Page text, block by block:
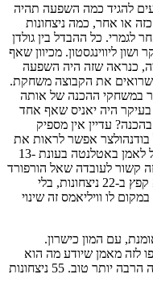
להגיד כמה השפעה תהיה
או אחר, כמה ניצחונות
לגמרי. כל ההבדל בין גולדן
14-15 היה סטיב קר ושון ליווינגסטון. מכיוון שאף
כנראה שזה היה השפעה
את הקבוצה משחקת.
במשחקי ההכנה של אותה
בעיקר היה יאניס שאף אחד
עדיין אין מספיק
בודנהולצר אפשר לראות את
מילווקי עושה קפיצה גדולה. בודנהולצר החל לאמן באטלנטה בעונת 13-
מזה קשור לעובדה שאל הורפורד
שיחק רק 27 משחקים. בעונתו השנייה הוא קפץ ב-22 ניצחונות, בלי
לו וויליאמס זה שינוי
עם המון כישרון.
לזה מאמן שיודע מה הוא
עושה בליגה, וזה אמור להראות הרבה הרבה הרבה יותר טוב. 55 ניצחונות